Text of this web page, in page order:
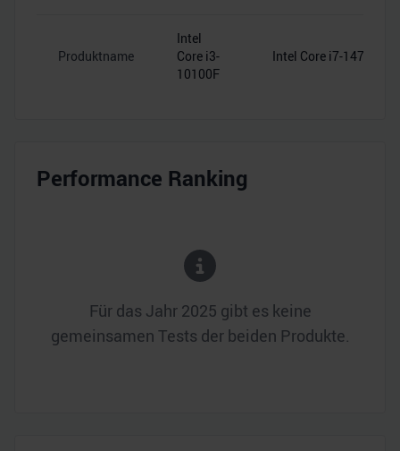
Produktname
Intel
Core i3-
10100F
Intel Core i7-14700KF
Performance Ranking
Für das Jahr 2025 gibt es keine
gemeinsamen Tests der beiden Produkte.